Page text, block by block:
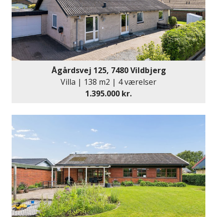
opholdsrum og en tryg beliggenhed i et attraktivt
lokalmiljø.
Velkommen hjem
Ågårdsvej 125, 7480 Vildbjerg
Villa | 138 m2 | 4 værelser
1.395.000 kr.